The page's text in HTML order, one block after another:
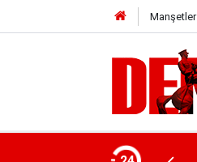
Manşetler